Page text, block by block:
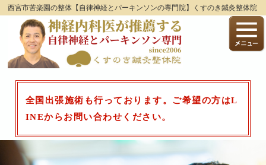
西宮市苦楽園の整体【自律神経とパーキンソンの専門院】くすのき鍼灸整体院
全国出張施術も行っております。ご希望の方はL
INEからお問い合わせください。